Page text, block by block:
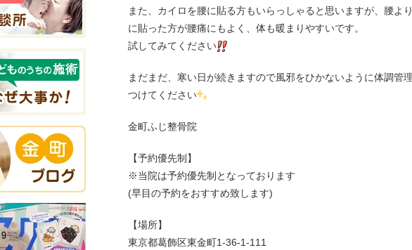
また、カイロを腰に貼る方もいらっしゃると思いますが、腰よ
に貼った方が腰痛にもよく、体も暖まりやすいです。
試してみてください
まだまだ、寒い日が続きますので風邪をひかないように体調管
つけてください
金町ふじ整骨院
【予約優先制】
※当院は予約優先制となっております
(早目の予約をおすすめ致します)
【場所】
東京都葛飾区東金町1-36-1-111